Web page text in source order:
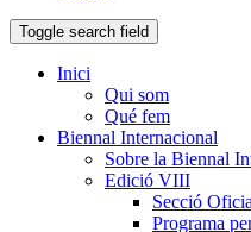
Toggle search field
Inici
Qui som
Qué fem
Biennal Internacional
Sobre la Biennal
Edició VIII
Secció
Programa